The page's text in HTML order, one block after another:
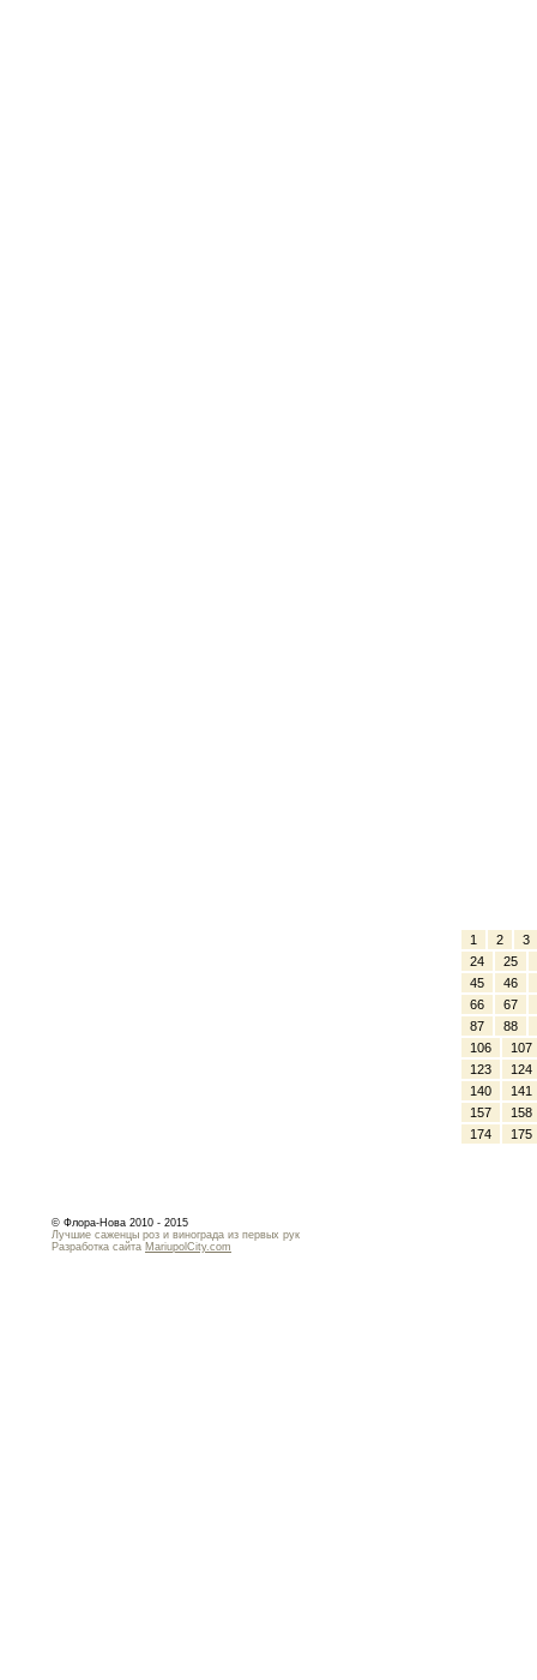
1 2
3
24
25
45
46
66
67
87
88
106
107
123
124
140
141
157
158
174
175
© Флора-Нова 2010 - 2015
Лучшие саженцы роз и винограда из первых рук
Разработка сайта MariupolCity.com